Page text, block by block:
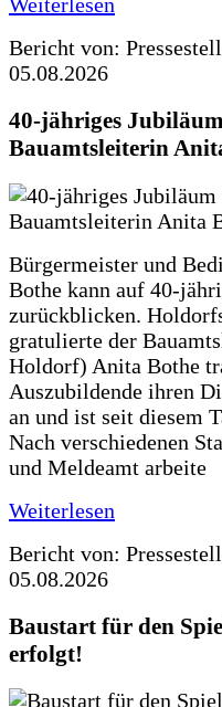
Bericht von:
05.08.2026
40-jähriges
Bauamtsleiterin
Bürgermeister und
Bothe kann auf 40-
zurückblicken.
gratulierte der
Holdorf) Anita Bothe
Auszubildende ihren
an und ist seit diesem
Nach verschiedenen
und Meldeamt arbeite
Weiterlesen
Bericht von:
05.08.2026
Baustart für den
erfolgt!